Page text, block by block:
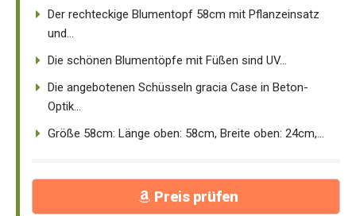
Der rechteckige Blumentopf 58cm mit Pflanzeinsatz
und...
Die schönen Blumentöpfe mit Füßen sind UV...
Die angebotenen Schüsseln gracia Case in Beton-
Optik...
Größe 58cm: Länge oben: 58cm, Breite oben: 24cm,...
Preis prüfen